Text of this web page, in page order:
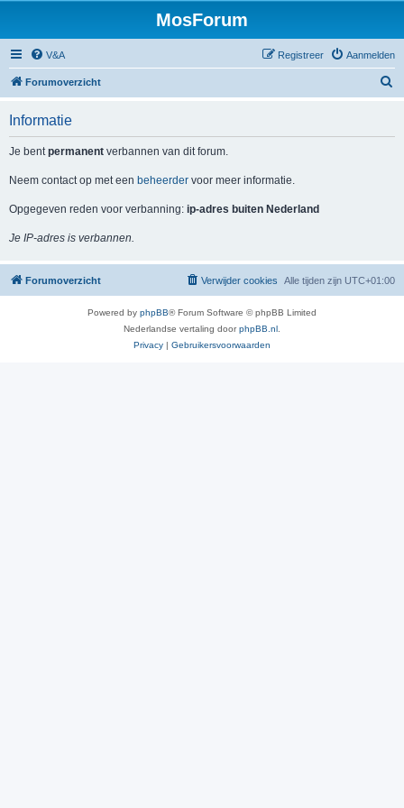
MosForum
V&A Aanmelden
Registreer
Forumoverzicht
Informatie
Je bentpermanent verbannen van dit forum.
Neem contact op met een beheerder voor meer informatie.
Opgegeven reden voor verbanning: ip-adres buiten Nederland
Je IP-adres is verbannen.
Forumoverzicht Alle tijden zijn UTC+01:00
Verwijder cookies
Powered by phpBB® Forum Software © phpBB Limited
Nederlandse vertaling doorphpBB.nl
Privacy | Gebruikersvoorwaarden